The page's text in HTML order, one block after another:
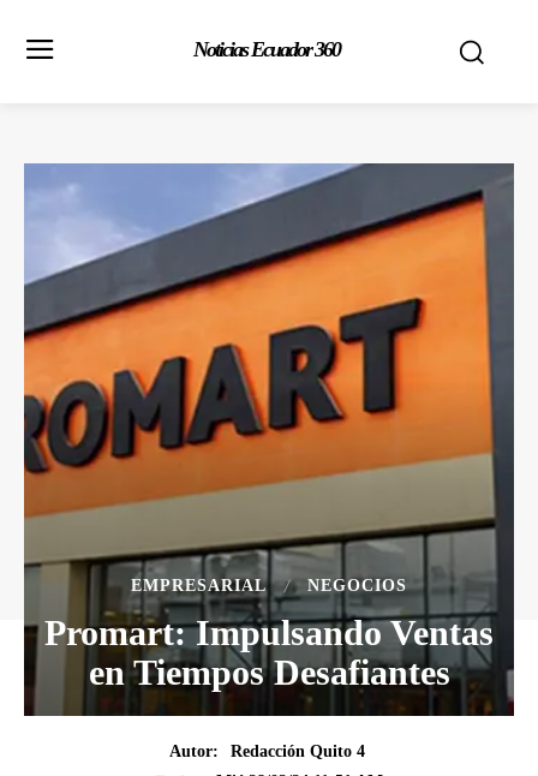
Noticias Ecuador 360
EMPRESARIAL NEGOCIOS
Promart: Impulsando Ventas
en Tiempos Desafiantes
Autor:
Redacción Quito 4